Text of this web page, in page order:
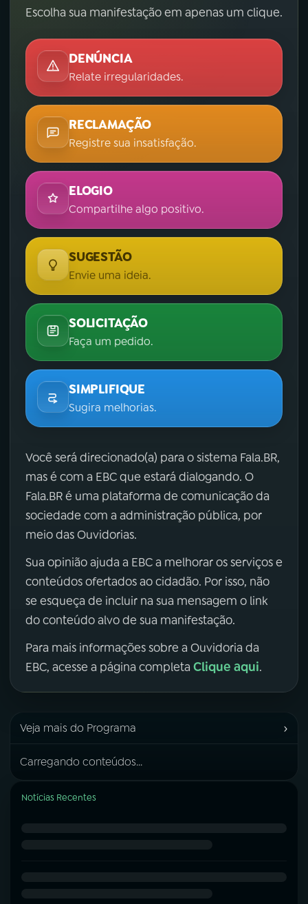
Escolha sua manifestação em apenas um clique.
DENÚNCIA
Relate irregularidades.
RECLAMAÇÃO
Registre sua insatisfação.
ELOGIO
Compartilhe algo positivo.
SUGESTÃO
Envie uma ideia.
SOLICITAÇÃO
Faça um pedido.
SIMPLIFIQUE
Sugira melhorias.
Você será direcionado(a) para o sistema Fala.BR,
mas é com a EBC que estará dialogando. O
Fala.BR é uma plataforma de comunicação da
sociedade com a administração pública, por
meio das Ouvidorias.
Sua opinião ajuda a EBC a melhorar os serviços e
conteúdos ofertados ao cidadão. Por isso, não
se esqueça de incluir na sua mensagem o link
do conteúdo alvo de sua manifestação.
Para mais informações sobre a Ouvidoria da
EBC, acesse a página completa Clique aqui.
Veja mais do Programa ›
Carregando conteúdos...
Notícias Recentes